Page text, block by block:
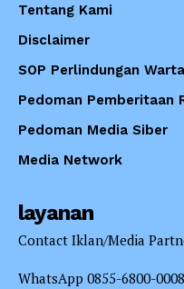
Tentang Kami
Disclaimer
SOP Perlindungan
Pedoman Pemberitaan
Pedoman Media Siber
Media Network
layanan
Contact Iklan/Media
WhatsApp 0855-6800-0008